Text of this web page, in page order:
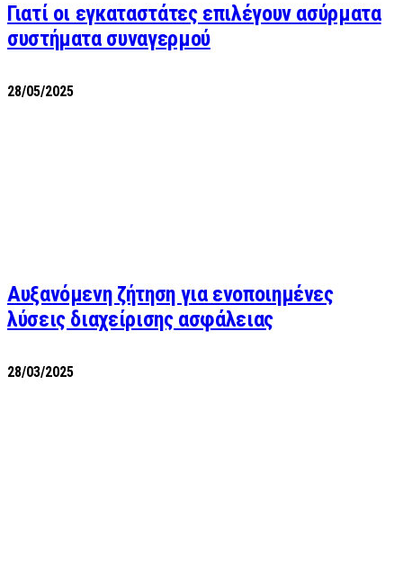
Γιατί οι εγκαταστάτες επιλέγουν ασύρματα
συστήματα συναγερμού
28/05/2025
Αυξανόμενη ζήτηση για ενοποιημένες
λύσεις διαχείρισης ασφάλειας
28/03/2025